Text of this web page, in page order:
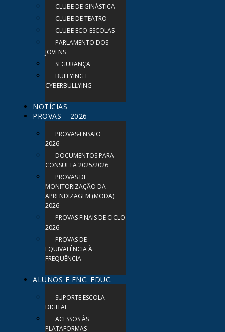
CLUBE DE GINÁSTICA
CLUBE DE TEATRO
CLUBE ECO-ESCOLAS
PARLAMENTO DOS
JOVENS
SEGURANÇA
BULLYING E
CYBERBULLYING
NOTÍCIAS
PROVAS – 2026
PROVAS-ENSAIO
2026
DOCUMENTOS PARA
CONSULTA 2025/2026
PROVAS DE
MONITORIZAÇÃO DA
APRENDIZAGEM (MODA)
2026
PROVAS FINAIS DE CICLO
2026
PROVAS DE
EQUIVALÊNCIA À
FREQUÊNCIA
ALUNOS E ENC. EDUC.
SUPORTE ESCOLA
DIGITAL
ACESSOS ÀS
PLATAFORMAS –